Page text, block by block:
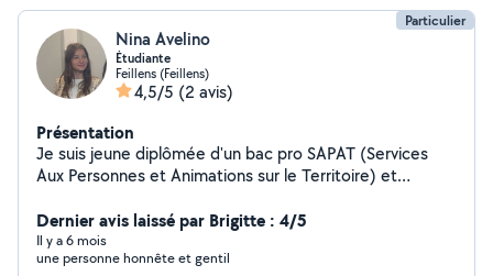
Particulier
Nina Avelino
Étudiante
Feillens (Feillens)
4,5/5 (2 avis)
Présentation
Je suis jeune diplômée d'un bac pro SAPAT (Services
Aux Personnes et Animations sur le Territoire) et
afin de me faire un peu d'argent de poche pour mes
études et je suis prête à prendre de mon temps pour
répondre à vos besoins !
Dernier avis laissé par Brigitte : 4/5
Il y a 6 mois
une personne honnête et gentil